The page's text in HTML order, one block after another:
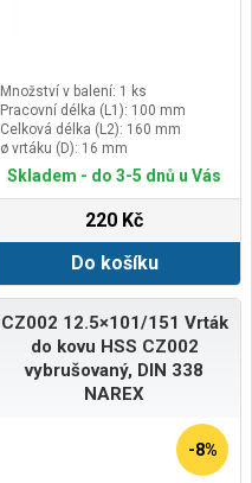
Množství v balení: 1 ks
Pracovní délka (L1): 100 mm
Celková délka (L2): 160 mm
ø vrtáku (D): 16 mm
Skladem - do 3-5 dnů u Vás
220 Kč
Do košíku
CZ002 12.5×101/151 Vrták
do kovu HSS CZ002
vybrušovaný, DIN 338
NAREX
-8%